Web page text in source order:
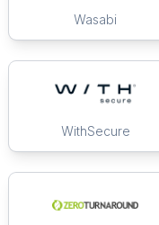
Wasabi
WithSecure